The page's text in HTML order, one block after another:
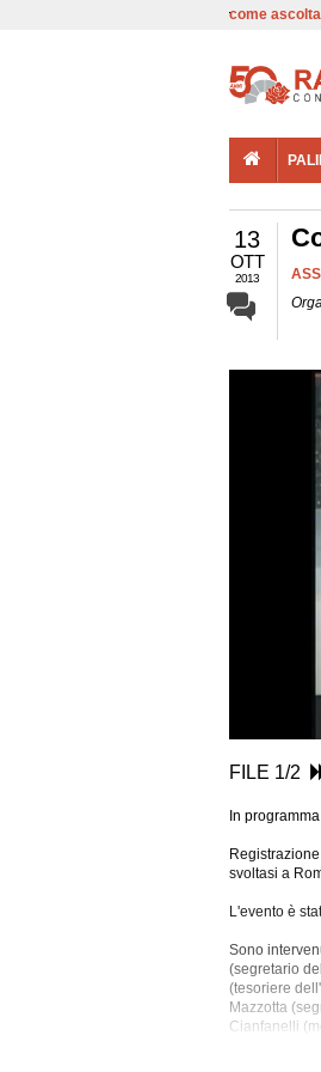
come
13
OTT
2013
FILE 1/2
In
svoltasi a
L'evento è
Sono
(segretario
(tesoriere
Mazzotta
Cianfanelli
Nazionale